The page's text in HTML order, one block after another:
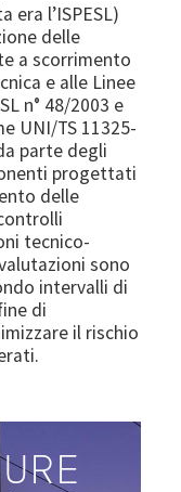
era l’ISPESL)
delle
a scorrimento
e alle Linee
n° 48/2003 e
UNI/TS 11325-
parte degli
progettati
delle
tecnico-
sono
intervalli di
di
il rischio